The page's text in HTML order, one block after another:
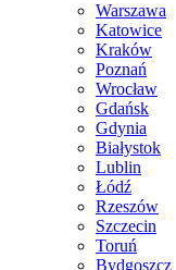
Warszawa
Katowice
Kraków
Poznań
Wrocław
Gdańsk
Gdynia
Białystok
Lublin
Łódź
Rzeszów
Szczecin
Toruń
Bydgoszcz